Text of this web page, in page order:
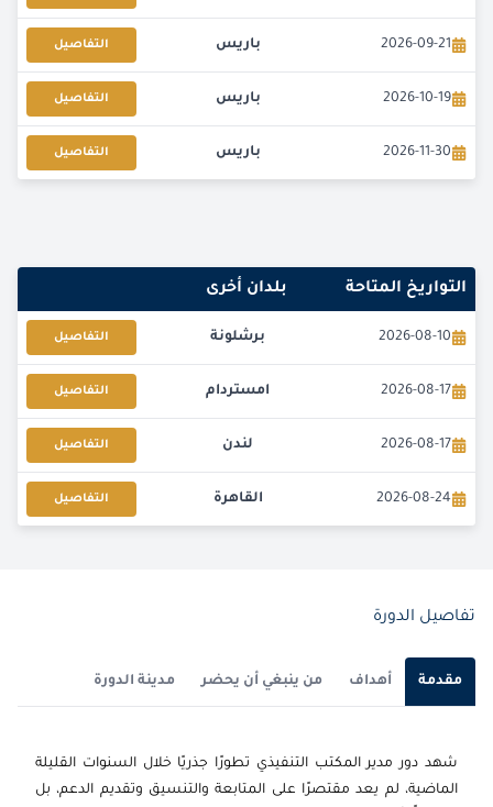
2026-09-21 باريس التفاصيل
2026-10-19 باريس التفاصيل
2026-11-30 باريس التفاصيل
التواريخ المتاحة بلدان أخرى
2026-08-10 برشلونة التفاصيل
2026-08-17 امستردام التفاصيل
2026-08-17 لندن التفاصيل
2026-08-24 القاهرة التفاصيل
2026-09-06
2026-09-07
2026-09-14 إسطنبول التفاصيل
تفاصيل الدورة
مقدمة أهداف من ينبغي أن يحضر مدينة الدورة
شهد دور مدير المكتب التنفيذي تطورًا جذريًا خلال السنوات القليلة
الماضية، لم يعد مقتصرًا على المتابعة والتنسيق وتقديم الدعم، بل